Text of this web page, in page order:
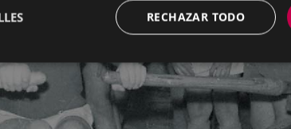
RECHAZAR TODO